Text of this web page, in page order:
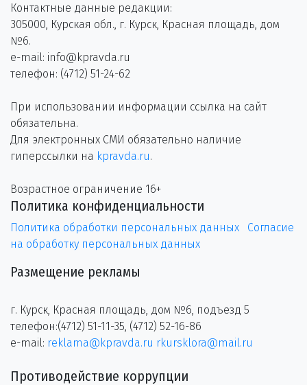
Контактные данные редакции:
305000, Курская обл., г. Курск, Красная площадь, дом
№6.
e-mail: info@kpravda.ru
телефон: (4712) 51-24-62
При использовании информации ссылка на сайт
обязательна.
Для электронных СМИ обязательно наличие
гиперссылки на kpravda.ru.
Возрастное ограничение 16+
Политика конфиденциальности
Политика обработки персональных данных
Согласие
на обработку персональных данных
Размещение рекламы
г. Курск, Красная площадь, дом №6, подъезд 5
телефон:(4712) 51-11-35, (4712) 52-16-86
e-mail: reklama@kpravda.ru rkursklora@mail.ru
Противодействие коррупции